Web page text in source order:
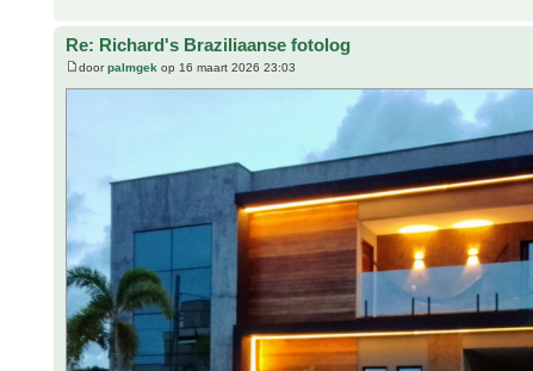
Re: Richard's Braziliaanse fotolog
doorpalmgek op 16 maart 2026 23:03